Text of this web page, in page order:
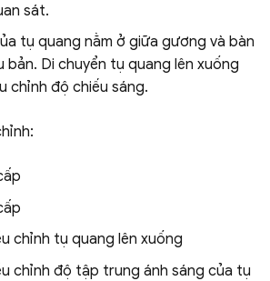
sát.
tụ quang nằm ở giữa gương và bàn
bản. Di chuyển tụ quang lên xuống
chỉnh độ chiếu sáng.
chỉnh tụ quang lên xuống
chỉnh độ tập trung ánh sáng của tụ